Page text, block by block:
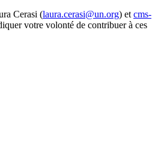
Cerasi (laura.cerasi@un.org) et cms-
votre volonté de contribuer à ces